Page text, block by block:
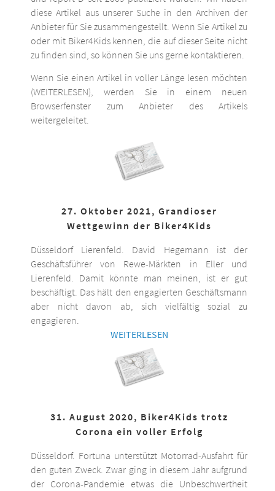
diese Artikel aus unserer Suche in den Archiven der
Anbieter für Sie zusammengestellt. Wenn Sie Artikel zu
oder mit Biker4Kids kennen, die auf dieser Seite nicht
zu finden sind, so können Sie uns gerne kontaktieren.
Wenn Sie einen Artikel in voller Länge lesen möchten
(WEITERLESEN), werden Sie in einem neuen
Browserfenster zum Anbieter des Artikels
weitergeleitet.
27. Oktober 2021, Grandioser
Wettgewinn der Biker4Kids
Düsseldorf Lierenfeld. David Hegemann ist der
Geschäftsführer von Rewe-Märkten in Eller und
Lierenfeld. Damit könnte man meinen, ist er gut
beschäftigt. Das hält den engagierten Geschäftsmann
aber nicht davon ab, sich vielfältig sozial zu
engagieren.
WEITERLESEN
31. August 2020, Biker4Kids trotz
Corona ein voller Erfolg
Düsseldorf. Fortuna unterstützt Motorrad-Ausfahrt für
den guten Zweck. Zwar ging in diesem Jahr aufgrund
der Corona-Pandemie etwas die Unbeschwertheit